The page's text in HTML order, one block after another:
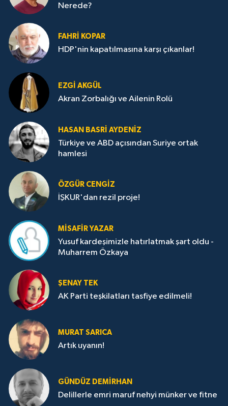
Nerede?
FAHRI KOPAR
HDP'nin kapatılmasına karşı çıkanlar!
EZGI AKGÜL
Akran Zorbalığı ve Ailenin Rolü
HASAN BASRI AYDENIZ
Türkiye ve ABD açısından Suriye ortak
hamlesi
ÖZGÜR CENGIZ
İŞKUR'dan rezil proje!
MISAFIR YAZAR
Yusuf kardeşimizle hatırlatmak şart oldu -
Muharrem Özkaya
ŞENAY TEK
AK Parti teşkilatları tasfiye edilmeli!
MURAT SARICA
Artık uyanın!
GÜNDÜZ DEMIRHAN
Delillerle emri maruf nehyi münker ve fitne